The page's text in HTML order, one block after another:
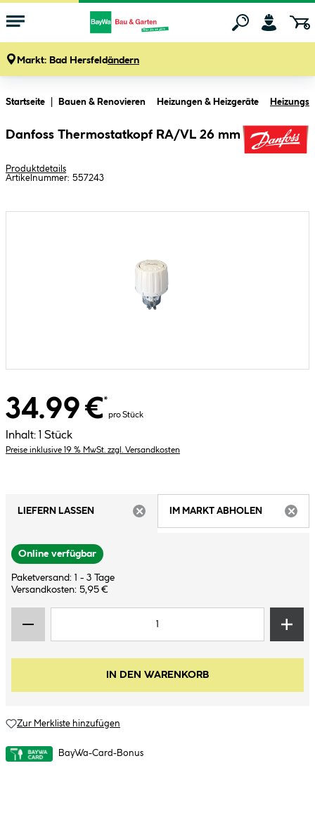
Markt: Bad Hersfeldändern
Startseite Bauen & Renovieren Heizungen & Heizgeräte
Danfoss Thermostatkopf RA/VL 26 mm
Produktdetails
Artikelnummer: 557243
34.99 €*
pro Stück
Inhalt: 1 Stück
Preise inklusive 19 % MwSt. zzgl. Versandkosten
LIEFERN LASSEN
IM MARKT ABHOLEN
Online verfügbar
Paketversand: 1 - 3 Tage
Versandkosten: 5,95 €
IN DEN WARENKORB
Zur Merkliste hinzufügen
BayWa-Card-Bonus